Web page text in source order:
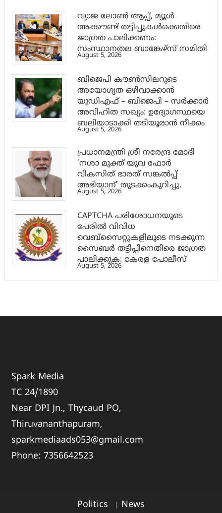
വ്യാജ ലോൺ ആപ്പ്, മ്യൂൾ
അക്കൗണ്ട് തട്ടിപ്പുകൾക്കെതിരെ
ജാ​ഗ്രത പാലിക്കണം:
സംസ്ഥാനതല ബാങ്കേഴ്സ് സമിതി
August 5, 2026
ബിജെപി കൗൺസിലറുടെ
അയോഗ്യത ഒഴിവാക്കാൻ
യുഡിഎഫ് – ബിജെപി – സർക്കാർ
അവിഹിത സഖ്യം: ഉദ്യോഗസ്ഥയെ
ബലിയാടാക്കി തടിയൂരാൻ നീക്കം
August 5, 2026
പ്രധാനമന്ത്രി ശ്രീ നരേന്ദ്ര മോദി
‘നശാ മുക്ത് യുവ ഫോർ
വികസിത് ഭാരത് സങ്കൽപ്പ്
അഭിയാന്’ തുടക്കംകുറിച്ചു.
August 5, 2026
CAPTCHA പരിശോധനയുടെ
പേരില്‍ വിവിധ
വെബ്സൈറ്റുകളിലൂടെ നടക്കുന്ന
സൈബര്‍ തട്ടിപ്പിനെതിരെ ജാഗ്രത
പാലിക്കുക: കേരള പോലീസ്
August 5, 2026
Spark Media
TC 24/1890
Near DPI Jn., Thycaud PO,
Thiruvananthapuram,
sparkmediaads053@gmail.com
Phone:7356642523
Politics News